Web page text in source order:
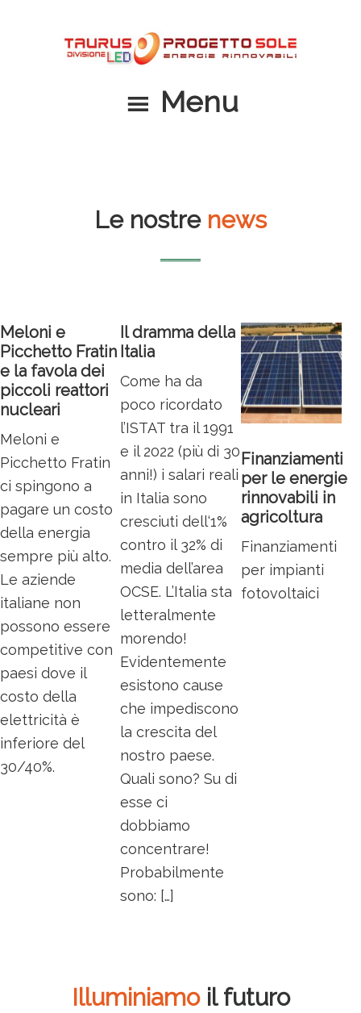
contenuto
Menu
Le nostre news
Meloni e
Picchetto Fratin
e la favola dei
piccoli reattori
nucleari
Meloni e
Picchetto Fratin
ci spingono a
pagare un costo
della energia
sempre più alto.
Le aziende
italiane non
possono essere
competitive con
paesi dove il
costo della
elettricità è
inferiore del
30/40%.
Il dramma della
Italia
Come ha da
poco ricordato
l’ISTAT tra il 1991
e il 2022 (più di 30
anni!) i salari reali
in Italia sono
cresciuti dell‘1%
contro il 32% di
media dell’area
OCSE. L’Italia sta
letteralmente
morendo!
Evidentemente
esistono cause
che impediscono
la crescita del
nostro paese.
Quali sono? Su di
esse ci
dobbiamo
concentrare!
Probabilmente
sono: […]
Finanziamenti
per le energie
rinnovabili in
agricoltura
Finanziamenti
per impianti
fotovoltaici
Illuminiamoil futuro